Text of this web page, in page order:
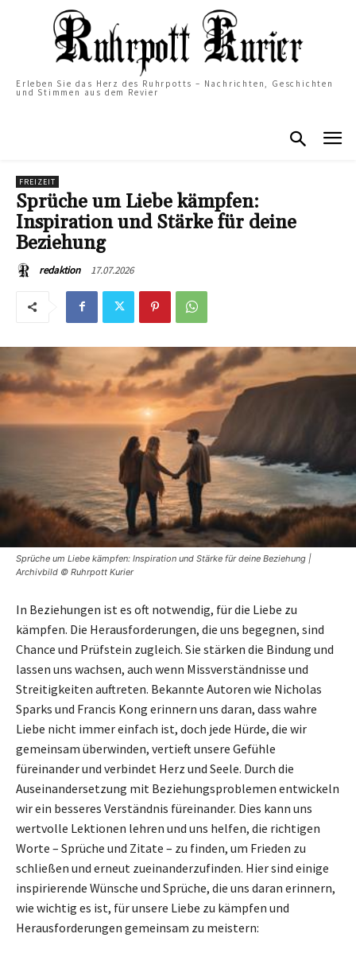
Erleben Sie das Herz des Ruhrpotts – Nachrichten, Geschichten
und Stimmen aus dem Revier
FREIZEIT
Sprüche um Liebe kämpfen:
Inspiration und Stärke für deine
Beziehung
redaktion 17.07.2026
Sprüche um Liebe kämpfen: Inspiration und Stärke für deine Beziehung |
Archivbild © Ruhrpott Kurier
In Beziehungen ist es oft notwendig, für die Liebe zu
kämpfen. Die Herausforderungen, die uns begegnen, sind
Chance und Prüfstein zugleich. Sie stärken die Bindung und
lassen uns wachsen, auch wenn Missverständnisse und
Streitigkeiten auftreten. Bekannte Autoren wie Nicholas
Sparks und Francis Kong erinnern uns daran, dass wahre
Liebe nicht immer einfach ist, doch jede Hürde, die wir
gemeinsam überwinden, vertieft unsere Gefühle
füreinander und verbindet Herz und Seele. Durch die
Auseinandersetzung mit Beziehungsproblemen entwickeln
wir ein besseres Verständnis füreinander. Dies kann uns
wertvolle Lektionen lehren und uns helfen, die richtigen
Worte – Sprüche und Zitate – zu finden, um Frieden zu
schließen und erneut zueinanderzufinden. Hier sind einige
inspirierende Wünsche und Sprüche, die uns daran erinnern,
wie wichtig es ist, für unsere Liebe zu kämpfen und
Herausforderungen gemeinsam zu meistern: